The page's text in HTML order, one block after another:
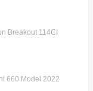
Breakout 114CI
660 Model 2022